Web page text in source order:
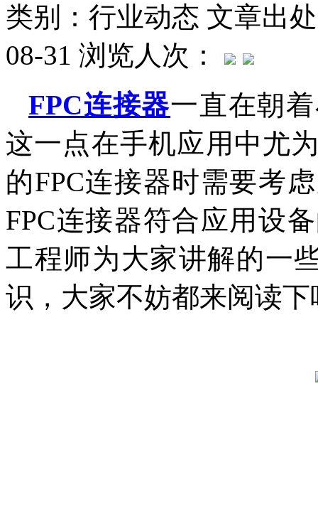
类别：行业动态 文章出
08-31 浏览人次：
FPC连接器一直在朝
这一点在手机应用中尤
的FPC连接器时需要考
FPC连接器符合应用设
工程师为大家讲解的一
识，大家不妨都来阅读下